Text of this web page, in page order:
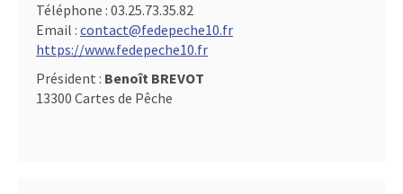
Téléphone : 03.25.73.35.82
Email : contact@fedepeche10.fr
https://www.fedepeche10.fr
Président : Benoît BREVOT
13300 Cartes de Pêche